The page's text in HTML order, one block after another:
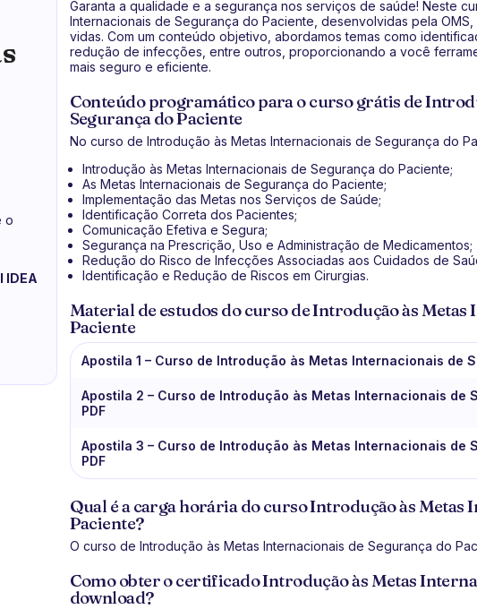
o
IDEA
Garanta a qualidade e a segurança nos serviços de saúde! Neste
Internacionais de Segurança do Paciente, desenvolvidas pela
vidas. Com um conteúdo objetivo, abordamos temas como
redução de infecções, entre outros, proporcionando a você
mais seguro e eficiente.
Conteúdo programático para o curso grátis de
Segurança do Paciente
No curso de Introdução às Metas Internacionais de Segurança do
Introdução às Metas Internacionais de Segurança do Paciente;
As Metas Internacionais de Segurança do Paciente;
Implementação das Metas nos Serviços de Saúde;
Identificação Correta dos Pacientes;
Comunicação Efetiva e Segura;
Segurança na Prescrição, Uso e Administração de Medicamentos;
Redução do Risco de Infecções Associadas aos Cuidados de
Identificação e Redução de Riscos em Cirurgias.
Material de estudos do curso de Introdução às Metas
Paciente
Apostila 1 – Curso de Introdução às Metas Internacionais de
Apostila 2 – Curso de Introdução às Metas Internacionais de
PDF
Apostila 3 – Curso de Introdução às Metas Internacionais de
PDF
Qual é a carga horária do curso Introdução às Metas
Paciente?
O curso de Introdução às Metas Internacionais de Segurança do
Como obter o certificado Introdução às Metas
download?